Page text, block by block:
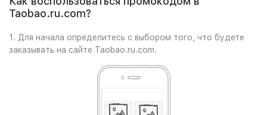
Taobao.ru.com?
1. Для начала определитесь с выбором того, что будете
заказывать на сайте Taobao.ru.com.